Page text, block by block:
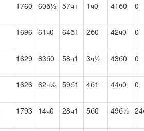
1760 60б½ 57ч+ 1ч0 41б0 0
1696 61ч0 64б1 2б0 42ч0 0
1629 63б0 58ч1 3ч½ 43б0 0
1626 62ч½ 59б1 4б1 44ч0 0
1793 14ч0 28ч1 5б0 49б½